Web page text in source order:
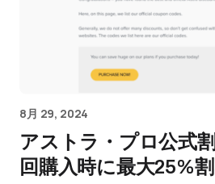
8月 29, 2024
アストラ・プロ公式
回購入時に最大25%割